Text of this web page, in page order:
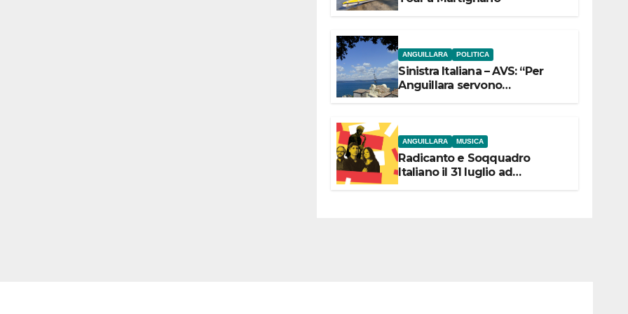
ANGUILLARA POLITICA
Sinistra Italiana – AVS: “Per
Anguillara servono
ANGUILLARA MUSICA
Radicanto e Soqquadro
Italiano il 31 luglio ad